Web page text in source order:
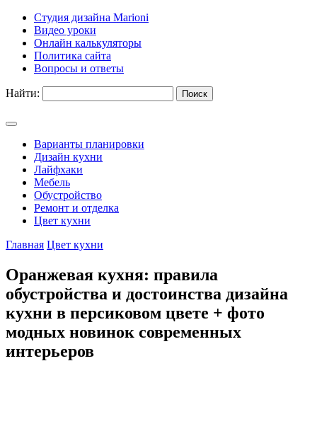
Студия дизайна Marioni
Видео уроки
Онлайн калькуляторы
Политика сайта
Вопросы и ответы
Найти:
Варианты планировки
Дизайн кухни
Лайфхаки
Мебель
Обустройство
Ремонт и отделка
Цвет кухни
Главная Цвет кухни
Оранжевая кухня: правила
обустройства и достоинства дизайна
кухни в персиковом цвете + фото
модных новинок современных
интерьеров